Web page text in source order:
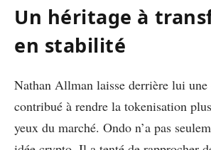
Un héritage à
en stabilité
Nathan Allman laisse derrière lui
contribué à rendre la tokenisation
yeux du marché. Ondo n’a pas